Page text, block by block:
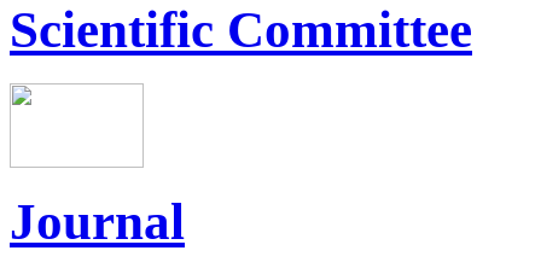
Scientific Committee
Journal